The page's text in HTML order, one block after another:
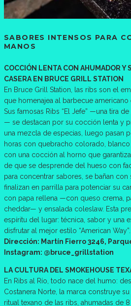
SABORES INTENSOS PARA
MANOS
COCCIÓN LENTA CON AHUMADOR Y
CASERA EN BRUCE GRILL STATION
En Bruce Grill Station, las ribs son el
que homenajea al barbecue americano
Sus famosas Ribs “El Jefe” —una tira
— se destacan por su cocción lenta y
una mezcla de especias, luego pasan
horas con quebracho colorado,
con una cocción al horno que
de que se desprende del hueso con
para concentrar sabores, se bañan con
finalizan en parrilla para potenciar su
con papa rellena —con queso crema,
cheddar— y ensalada coleslaw. Esta
espíritu del lugar: técnica, sabor y una
disfrutar al mejor estilo “American Way”.
Dirección: Martín Fierro 3246,
Instagram: @bruce_grillstation
LA CULTURA DEL SMOKEHOUSE
En Ribs al Río, todo nace del humo:
Costanera Norte, la marca construye
ritual texano de las ribs, ahumadas de